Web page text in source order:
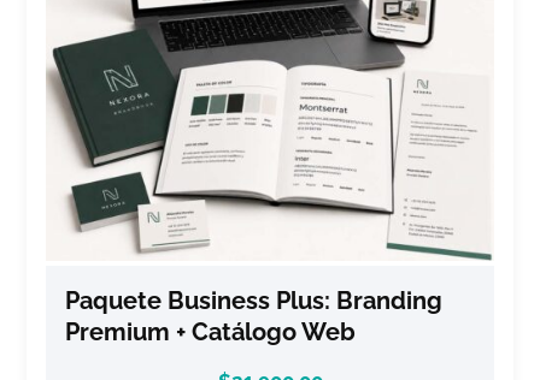
Paquete Business Plus: Branding
Premium + Catálogo Web